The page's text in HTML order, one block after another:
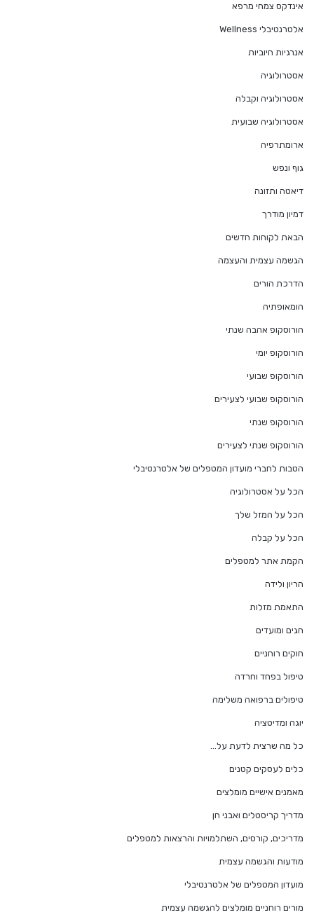
אינדקס צמחי מרפא
אלטרנטיבלי Wellness
אנרגיות חיוביות
אסטרולוגיה
אסטרולוגיה וקבלה
אסטרולוגיה שבועית
ארומתרפיה
גוף ונפש
דיאטה ותזונה
דמיון מודרך
הבאת לקוחות חדשים
הגשמה עצמית והעצמה
הדרכת הורים
הומאופתיה
הורוסקופ אהבה שנתי
הורוסקופ יומי
הורוסקופ שבועי
הורוסקופ שבועי לצעירים
הורוסקופ שנתי
הורוסקופ שנתי לצעירים
הטבות לחברי מועדון המטפלים של אלטרנטיבלי
הכל על אסטרולוגיה
הכל על המזל שלך
הכל על קבלה
הקמת אתר למטפלים
הריון ולידה
התאמת מזלות
חגים ומועדים
חוקים רוחניים
טיפול בפחד וחרדה
טיפולים ברפואה משלימה
יוגה ומדיטציה
כל מה שרצית לדעת על…
כלים לעסקים קטנים
מאמנים אישיים מומלצים
מדריך קריסטלים ואבני חן
מדריכים, קורסים, השתלמויות והרצאות למטפלים
מודעות והגשמה עצמית
מועדון המטפלים של אלטרנטיבלי
מורים רוחניים מומלצים להגשמה עצמית